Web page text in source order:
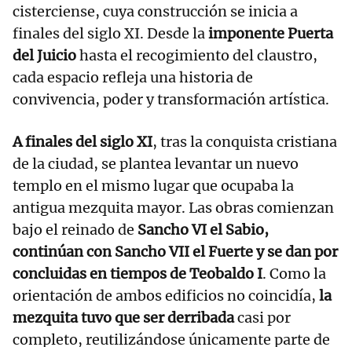
cisterciense, cuya construcción se inicia a
finales del siglo XI. Desde laimponente Puerta
del Juiciohasta el recogimiento del claustro,
cada espacio refleja una historia de
convivencia, poder y transformación artística.
A finales del siglo XI, tras la conquista cristiana
de la ciudad, se plantea levantar un nuevo
templo en el mismo lugar que ocupaba la
antigua mezquita mayor. Las obras comienzan
bajo el reinado de Sancho VI el Sabio,
continúan con Sancho VII el Fuerte y se dan por
concluidas en tiempos de Teobaldo I. Como la
orientación de ambos edificios no coincidía, la
mezquita tuvo que ser derribadacasi por
completo, reutilizándose únicamente parte de